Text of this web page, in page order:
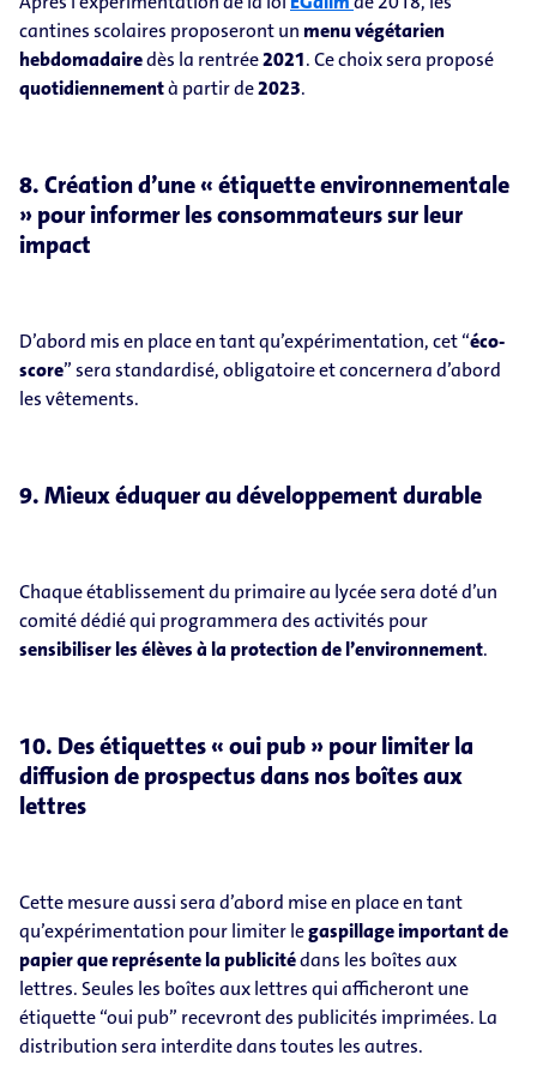
cantines scolaires proposeront un menu végétarien
hebdomadairedès la rentrée2021. Ce choix sera proposé
quotidiennementà partir de2023.
8. Création d’une « étiquette environnementale
» pour informer les consommateurs sur leur
impact
D’abord mis en place en tant qu’expérimentation, cet “éco-
score” sera standardisé, obligatoire et concernera d’abord
les vêtements.
9. Mieux éduquer au développement durable
Chaque établissement du primaire au lycée sera doté d’un
comité dédié qui programmera des activités pour
sensibiliser les élèves à la protection de l’environnement.
10. Des étiquettes « oui pub » pour limiter la
diffusion de prospectus dans nos boîtes aux
lettres
Cette mesure aussi sera d’abord mise en place en tant
qu’expérimentation pour limiter legaspillage important de
papier que représente la publicitédans les boîtes aux
lettres. Seules les boîtes aux lettres qui afficheront une
étiquette “oui pub” recevront des publicités imprimées. La
distribution sera interdite dans toutes les autres.